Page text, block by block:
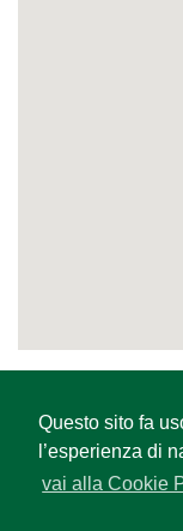
Questo sito fa
l’esperienza di
vai alla Cookie